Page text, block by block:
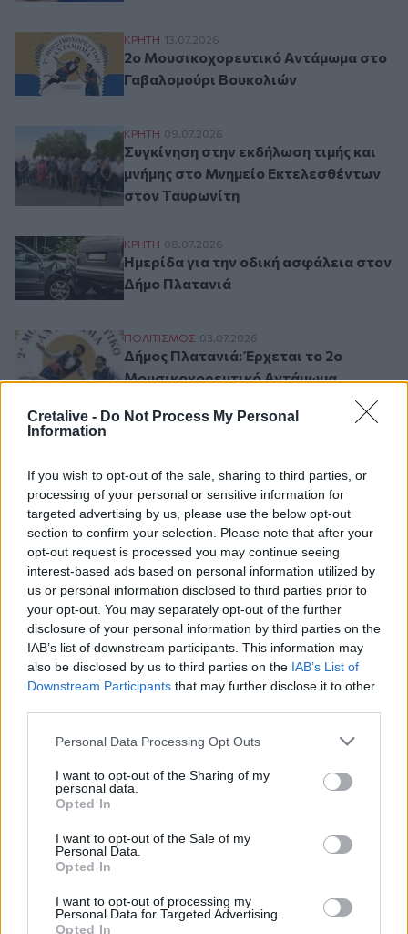
Cretalive - Do Not Process My Personal
Information
If you wish to opt-out of the sale, sharing to third parties, or
processing of your personal or sensitive information for
targeted advertising by us, please use the below opt-out
section to confirm your selection. Please note that after your
opt-out request is processed you may continue seeing
interest-based ads based on personal information utilized by
us or personal information disclosed to third parties prior to
your opt-out. You may separately opt-out of the further
disclosure of your personal information by third parties on the
IAB’s list of downstream participants. This information may
also be disclosed by us to third parties on the IAB’s List of
Downstream Participants that may further disclose it to other
Personal Data Processing Opt Outs
I want to opt-out of the Sharing of my
personal data.
Opted In
I want to opt-out of the Sale of my
Personal Data.
Opted In
I want to opt-out of processing my
Personal Data for Targeted Advertising.
Opted In
2ο Μουσικοχορευτικό Αντάμωμα στο
ΚΡΗΤΗ 13.07.2026
2ο Μουσικοχορευτικό Αντάμωμα στο
Γαβαλομούρι Βουκολιών
Συγκίνηση στην εκδήλωση τιμής και
ΚΡΗΤΗ 09.07.2026
Συγκίνηση στην εκδήλωση τιμής και
μνήμης στο Μνημείο Εκτελεσθέντων
στον Ταυρωνίτη
Ημερίδα για την οδική ασφάλεια στον
ΚΡΗΤΗ 08.07.2026
Ημερίδα για την οδική ασφάλεια στον
Δήμο Πλατανιά
Δήμος Πλατανιά: Έρχεται το 2ο
ΠΟΛΙΤΙΣΜΟΣ 03.07.2026
Δήμος Πλατανιά: Έρχεται το 2ο
Μουσικοχορευτικό Αντάμωμα
Σελιδοποίηση
Προηγούμενη σελίδα
Current page
1 Next page
Ροή ειδήσεων Δημοφιλή
15:54
Ο Γ. Αγριμανάκης Αντιδήμαρχος Υπηρεσίας το Σάββατο 8
και την Κυριακή 9 Αυγούστου
Δυτική Αττική: Ολοκληρώθηκαν οι αυτοψίες στις
Καστέλλι- Δείτε βίντεο
Πολιτική Προστασία: Νέα εναέρια μέσα και τεχνολογία